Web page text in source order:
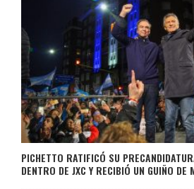
PICHETTO RATIFICÓ SU
DENTRO DE JXC Y RECIBIÓ UN GUIÑO DE